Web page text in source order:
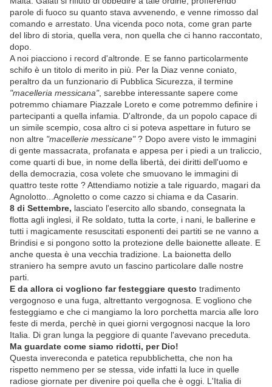
parole di fuoco su quanto stava avvenendo, e venne rimosso dal
comando e arrestato. Una vicenda poco nota, come gran parte
del libro di storia, quella vera, non quella che ci hanno raccontato,
dopo.
A noi piacciono i record d'altronde. E se fanno particolarmente
schifo è un titolo di merito in più. Per la Diaz venne coniato,
peraltro da un funzionario di Pubblica Sicurezza, il termine
"macelleria messicana", sarebbe interessante sapere come
potremmo chiamare Piazzale Loreto e come potremmo definire i
partecipanti a quella infamia. D'altronde, da un popolo capace di
un simile scempio, cosa altro ci si poteva aspettare in futuro se
non altre "macellerie messicane"? Dopo avere visto le immagini
di gente massacrata, profanata e appesa per i piedi a un traliccio,
come quarti di bue, in nome della libertà, dei diritti dell'uomo e
della democrazia, cosa volete che smuovano le immagini di
quattro teste rotte ? Attendiamo notizie a tale riguardo, magari da
Agnolotto...Agnoletto o come cazzo si chiama e da Casarin.
8 di Settembre, lasciato l'esercito allo sbando, consegnata la
flotta agli inglesi, il Re soldato, tutta la corte, i nani, le ballerine e
tutti i magicamente resuscitati esponenti dei partiti se ne vanno a
Brindisi e si pongono sotto la protezione delle baionette alleate. E
anche questa è una vecchia tradizione. La baionetta dello
straniero ha sempre avuto un fascino particolare dalle nostre
parti.
E da allora ci vogliono far festeggiare questo tradimento
vergognoso e una fuga, altrettanto vergognosa. E vogliono che
festeggiamo e che ci mangiamo la loro porchetta marcia alle loro
feste di merda, perchè in quei giorni vergognosi nacque la loro
Italia. Di gran lunga la peggiore di quante l'avevano preceduta.
Ma guardate come siamo ridotti, per Dio!
Questa invereconda e patetica repubblichetta, che non ha
rispetto nemmeno per se stessa, vide infatti la luce in quelle
radiose giornate per divenire poi quella che è oggi. L'Italia di